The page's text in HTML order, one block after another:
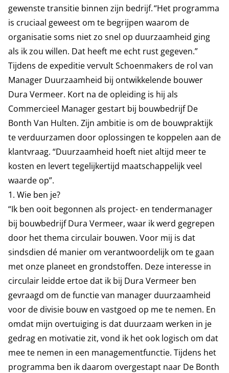
gewenste transitie binnen zijn bedrijf. “Het programma
is cruciaal geweest om te begrijpen waarom de
organisatie soms niet zo snel op duurzaamheid ging
als ik zou willen. Dat heeft me echt rust gegeven.”
Tijdens de expeditie vervult Schoenmakers de rol van
Manager Duurzaamheid bij ontwikkelende bouwer
Dura Vermeer. Kort na de opleiding is hij als
Commercieel Manager gestart bij bouwbedrijf De
Bonth Van Hulten. Zijn ambitie is om de bouwpraktijk
te verduurzamen door oplossingen te koppelen aan de
klantvraag. “Duurzaamheid hoeft niet altijd meer te
kosten en levert tegelijkertijd maatschappelijk veel
waarde op”.
1. Wie ben je?
“Ik ben ooit begonnen als project- en tendermanager
bij bouwbedrijf Dura Vermeer, waar ik werd gegrepen
door het thema circulair bouwen. Voor mij is dat
sindsdien dé manier om verantwoordelijk om te gaan
met onze planeet en grondstoffen. Deze interesse in
circulair leidde ertoe dat ik bij Dura Vermeer ben
gevraagd om de functie van manager duurzaamheid
voor de divisie bouw en vastgoed op me te nemen. En
omdat mijn overtuiging is dat duurzaam werken in je
gedrag en motivatie zit, vond ik het ook logisch om dat
mee te nemen in een managementfunctie. Tijdens het
programma ben ik daarom overgestapt naar De Bonth